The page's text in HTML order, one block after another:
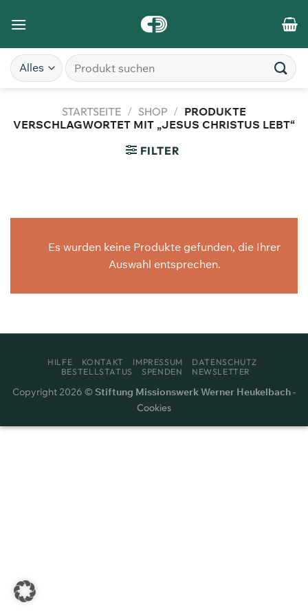
STARTSEITE / SHOP / PRODUKTE
VERSCHLAGWORTET MIT „JESUS CHRISTUS LEBT“
FILTER
Es wurden keine Produkte gefunden, die Ihrer
Auswahl entsprechen.
HILFE KONTAKT IMPRESSUM
DATENSCHUTZ
BESTELLSTATUS
SPENDEN NEWSLETTER
Copyright 2026 © Stiftung Missionswerk Werner Heukelbach-
Cookies